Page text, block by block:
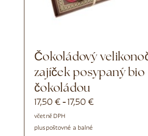
Čokoládový velikonoční
zajíček posypaný bio
čokoládou
17,50€ -17,50€
včetně DPH
pluspoštovné a balné